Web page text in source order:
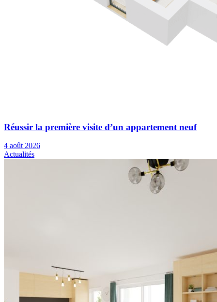
Réussir la première visite d’un appartement neuf
4 août 2026
Actualités